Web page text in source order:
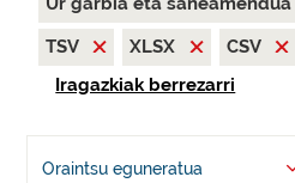
TSV
XLSX
CSV
Iragazkiak berrezarri
Oraintsu eguneratua